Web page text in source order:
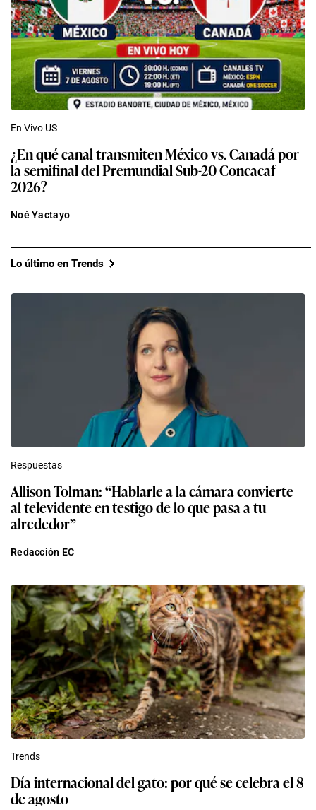
En Vivo US
¿En qué canal transmiten México vs. Canadá por
la semifinal del Premundial Sub-20 Concacaf
2026?
Noé Yactayo
Lo último en Trends
Respuestas
Allison Tolman: “Hablarle a la cámara convierte
al televidente en testigo de lo que pasa a tu
alrededor”
Redacción EC
Trends
Día internacional del gato: por qué se celebra el 8
de agosto